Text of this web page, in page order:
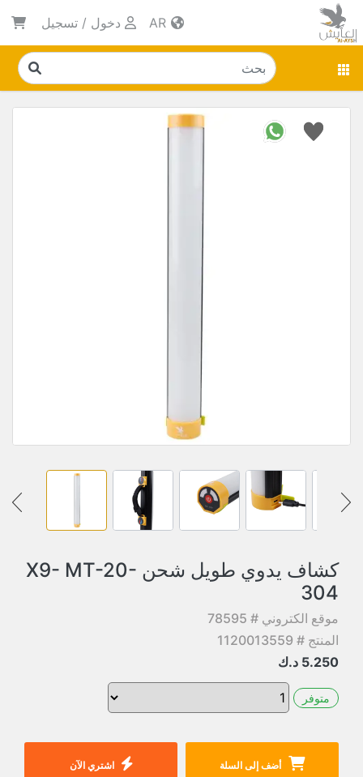
دخول / تسجيل
كشاف يدوي طويل شحن X9- MT-20-
304
موقع الكتروني # 78595
المنتج # 1120013559
5.250 د.ك
متوفر
أضف إلى السلة اشتري الآن